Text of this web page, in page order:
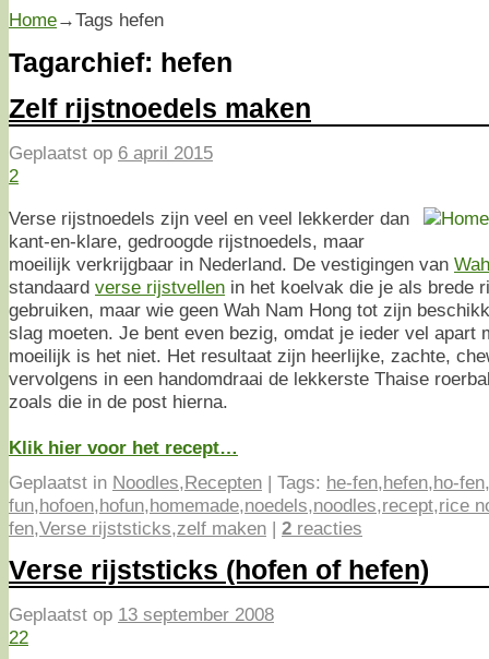
Home→Tags hefen
Tagarchief: hefen
Zelf rijstnoedels maken
Geplaatst op 6 april 2015
2
Verse rijstnoedels zijn veel en veel lekkerder dan
kant-en-klare, gedroogde rijstnoedels, maar
moeilijk verkrijgbaar in Nederland. De vestigingen van
standaard verse rijstvellen in het koelvak die je als brede
gebruiken, maar wie geen Wah Nam Hong tot zijn
slag moeten. Je bent even bezig, omdat je ieder vel apart
moeilijk is het niet. Het resultaat zijn heerlijke, zachte,
vervolgens in een handomdraai de lekkerste Thaise
zoals die in de post hierna.
Klik hier voor het recept…
Geplaatst in Noodles,Recepten | Tags: he-fen,hefen,ho-fen,
fun,hofoen,hofun,homemade,noedels,noodles,recept,rice
fen,Verse rijststicks,zelf maken | 2 reacties
Verse rijststicks (hofen of hefen)
Geplaatst op 13 september 2008
22